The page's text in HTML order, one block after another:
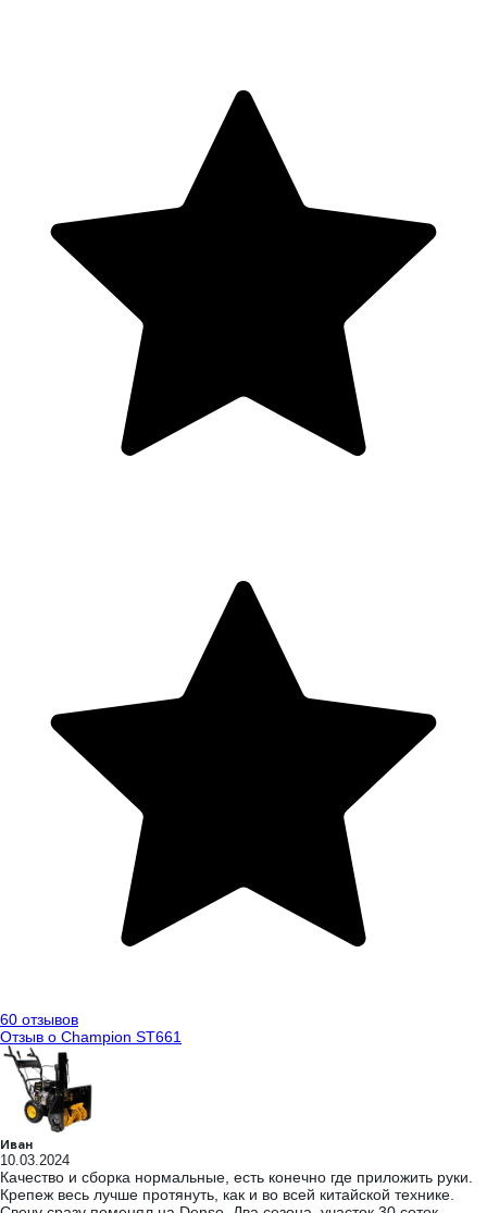
60 отзывов
Отзыв о Champion ST661
Иван
10.03.2024
Качество и сборка нормальные, есть конечно где приложить руки.
Крепеж весь лучше протянуть, как и во всей китайской технике.